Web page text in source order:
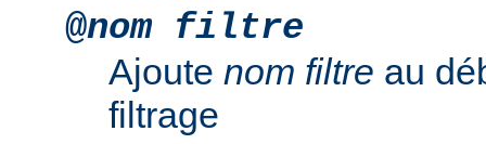
@nom filtre
Ajoute nom filtre au
filtrage